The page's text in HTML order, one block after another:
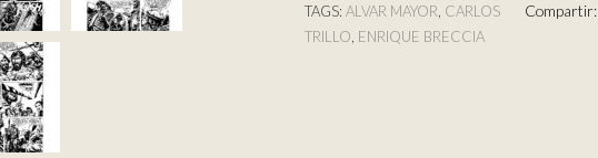
TAGS: ALVAR MAYOR, CARLOS
TRILLO, ENRIQUE BRECCIA
Compartir: